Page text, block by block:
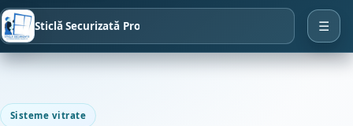
Sticlă Securizată Pro ☰
Sisteme vitrate